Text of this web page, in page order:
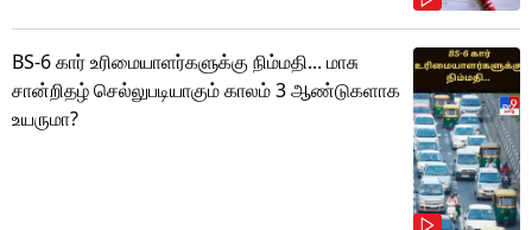
BS-6 கார் உரிமையாளர்களுக்கு நிம்மதி... மாசு
சான்றிதழ் செல்லுபடியாகும் காலம் 3 ஆண்டுகளாக
உயருமா?